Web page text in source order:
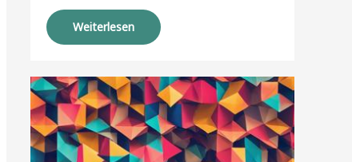
Weiterlesen